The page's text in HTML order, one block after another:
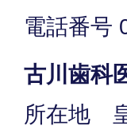
電話番号
古川歯科
所在地